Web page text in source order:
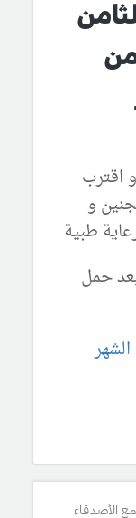
اقترب
و
طبية
حمل
الأصدقاء